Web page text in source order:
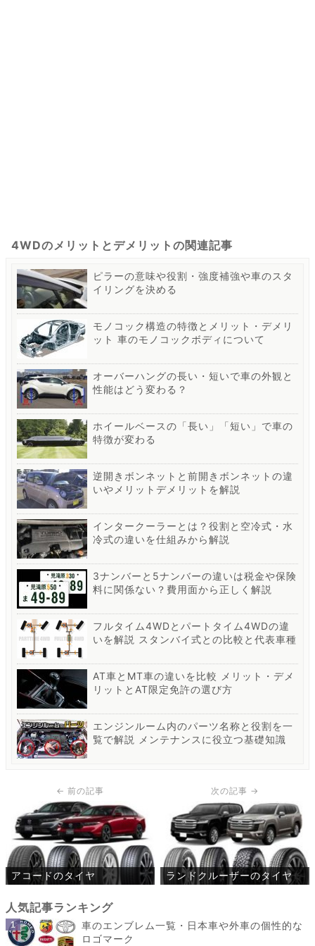
4WDのメリットとデメリットの関連記事
ピラーの意味や役割・強度補強や車のスタ
イリングを決める
モノコック構造の特徴とメリット・デメリ
ット 車のモノコックボディについて
オーバーハングの長い・短いで車の外観と
性能はどう変わる？
ホイールベースの「長い」「短い」で車の
特徴が変わる
逆開きボンネットと前開きボンネットの違
いやメリットデメリットを解説
インタークーラーとは？役割と空冷式・水
冷式の違いを仕組みから解説
3ナンバーと5ナンバーの違いは税金や保険
料に関係ない？費用面から正しく解説
フルタイム4WDとパートタイム4WDの違
いを解説 スタンバイ式との比較と代表車種
AT車とMT車の違いを比較 メリット・デメ
リットとAT限定免許の選び方
エンジンルーム内のパーツ名称と役割を一
覧で解説 メンテナンスに役立つ基礎知識
アコードのタイヤ ランドクルーザーのタイヤ
車のエンブレム一覧・日本車や外車の個性的な
ロゴマーク